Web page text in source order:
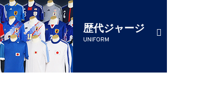
歴代ジャージ
UNIFORM